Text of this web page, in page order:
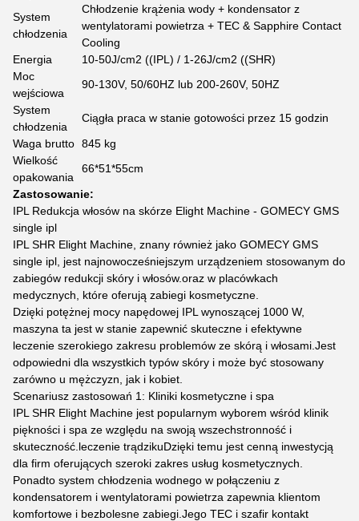
System
chłodzenia
Chłodzenie krążenia wody + kondensator z
wentylatorami powietrza + TEC & Sapphire Contact
Cooling
Energia
10-50J/cm2 ((IPL) / 1-26J/cm2 ((SHR)
Moc
wejściowa
90-130V, 50/60HZ lub 200-260V, 50HZ
System
chłodzenia
Ciągła praca w stanie gotowości przez 15 godzin
Waga brutto 845 kg
Wielkość
opakowania
66*51*55cm
Zastosowanie:
IPL Redukcja włosów na skórze Elight Machine - GOMECY GMS
single ipl
IPL SHR Elight Machine, znany również jako GOMECY GMS
single ipl, jest najnowocześniejszym urządzeniem stosowanym do
zabiegów redukcji skóry i włosów.oraz w placówkach
medycznych, które oferują zabiegi kosmetyczne.
Dzięki potężnej mocy napędowej IPL wynoszącej 1000 W,
maszyna ta jest w stanie zapewnić skuteczne i efektywne
leczenie szerokiego zakresu problemów ze skórą i włosami.Jest
odpowiedni dla wszystkich typów skóry i może być stosowany
zarówno u mężczyzn, jak i kobiet.
Scenariusz zastosowań 1: Kliniki kosmetyczne i spa
IPL SHR Elight Machine jest popularnym wyborem wśród klinik
piękności i spa ze względu na swoją wszechstronność i
skuteczność.leczenie trądzikuDzięki temu jest cenną inwestycją
dla firm oferujących szeroki zakres usług kosmetycznych.
Ponadto system chłodzenia wodnego w połączeniu z
kondensatorem i wentylatorami powietrza zapewnia klientom
komfortowe i bezbolesne zabiegi.Jego TEC i szafir kontakt